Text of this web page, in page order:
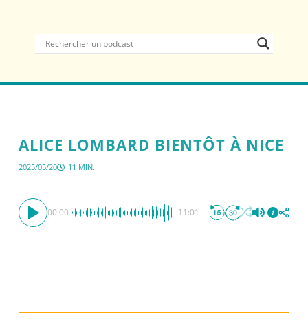
ALICE LOMBARD BIENTÔT À NICE
2025/05/20 11 MIN.
00:00 -11:01